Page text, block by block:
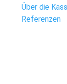
Über die
Referenzen